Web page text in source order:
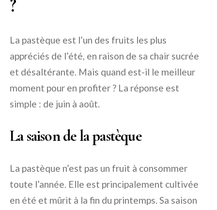
?
La pastèque est l’un des fruits les plus
appréciés de l’été, en raison de sa chair sucrée
et désaltérante. Mais quand est-il le meilleur
moment pour en profiter ? La réponse est
simple : de juin à août.
La saison de la pastèque
La pastèque n’est pas un fruit à consommer
toute l’année. Elle est principalement cultivée
en été et mûrit à la fin du printemps. Sa saison